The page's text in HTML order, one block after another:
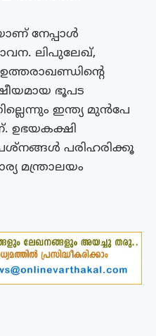
നേപ്പാൾ
ലിപുലേഖ്,
ഭൂപട
ഇന്ത്യ മുൻപേ
ഉഭയകക്ഷി
പരിഹരിക്കൂ
മന്ത്രാലയം